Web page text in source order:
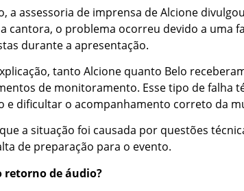
a assessoria de imprensa de Alcione
cantora, o problema ocorreu devido a uma
durante a apresentação.
tanto Alcione quanto Belo
de monitoramento. Esse tipo de falha
e dificultar o acompanhamento correto da
a situação foi causada por questões
de preparação para o evento.
retorno de áudio?